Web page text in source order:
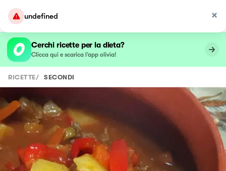
undefined
Cerchi ricette per la dieta?
Clicca qui e scarica l’app olivia!
RICETTE/ SECONDI